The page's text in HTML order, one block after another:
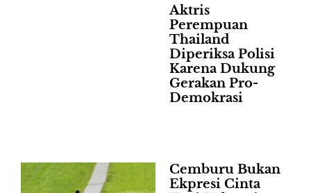
Aktris
Perempuan
Thailand
Diperiksa Polisi
Karena Dukung
Gerakan Pro-
Demokrasi
Cemburu Bukan
Ekpresi Cinta